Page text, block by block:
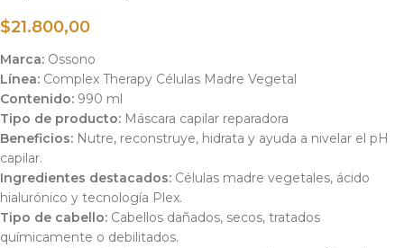
$21.800,00
Marca: Ossono
Línea: Complex Therapy Células Madre Vegetal
Contenido: 990 ml
Tipo de producto: Máscara capilar reparadora
Beneficios: Nutre, reconstruye, hidrata y ayuda a nivelar el pH
capilar.
Ingredientes destacados: Células madre vegetales, ácido
hialurónico y tecnología Plex.
Tipo de cabello: Cabellos dañados, secos, tratados
químicamente o debilitados.